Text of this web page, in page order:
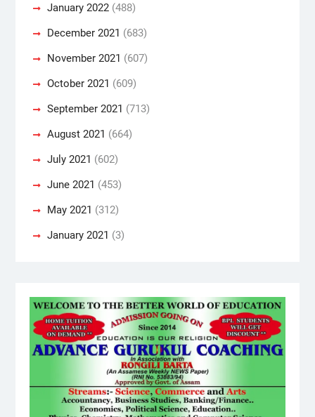
January 2022(488)
December 2021 (683)
November 2021 (607)
October 2021 (609)
September 2021 (713)
August 2021 (664)
July 2021 (602)
June 2021 (453)
May 2021 (312)
January 2021 (3)